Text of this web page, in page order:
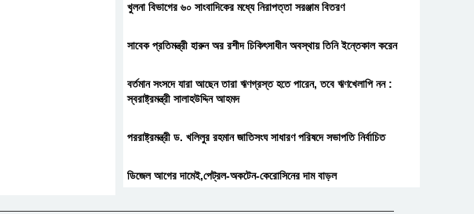
খুলনা বিভাগের ৬০ সাংবাদিকের মধ্যে নিরাপত্তা সরঞ্জাম বিতরণ
সাবেক প্রতিমন্ত্রী হারুন অর রশীদ চিকিৎসাধীন অবস্থায় তিনি ইন্তেকাল করেন
বর্তমান সংসদে যারা আছেন তারা ঋণগ্রস্ত হতে পারেন, তবে ঋণখেলাপি নন :
স্বরাষ্ট্রমন্ত্রী সালাহউদ্দিন আহমদ
পররাষ্ট্রমন্ত্রী ড. খলিলুর রহমান জাতিসংঘ সাধারণ পরিষদে সভাপতি নির্বাচিত
ডিজেল আগের দামেই,পেট্রল-অকটেন-কেরোসিনের দাম বাড়ল